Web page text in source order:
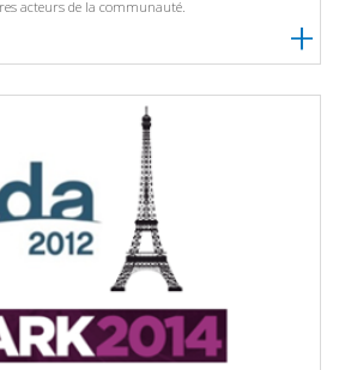
acteurs de la communauté.